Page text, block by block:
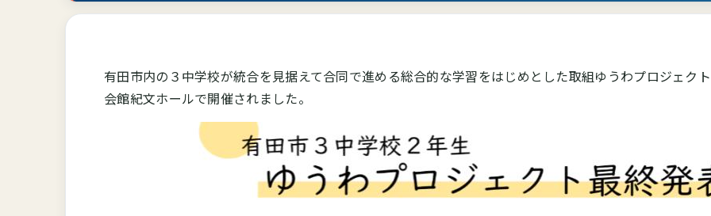
有田市内の３中学校が統合を見据えて合同で進める総合的な学習をはじめとした取組ゆうわプロジェク
会館紀文ホールで開催されました。